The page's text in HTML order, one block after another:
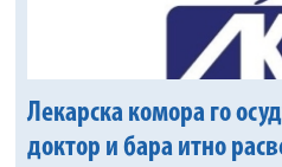
Лекарска комора го
доктор и бара итно